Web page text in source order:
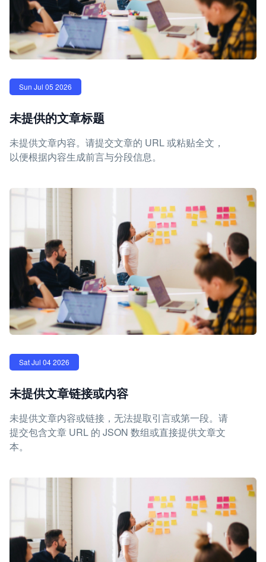
Sun Jul 05 2026
未提供的文章标题
未提供文章内容。请提交文章的 URL 或粘贴全文，
以便根据内容生成前言与分段信息。
Sat Jul 04 2026
未提供文章链接或内容
未提供文章内容或链接，无法提取引言或第一段。请
提交包含文章 URL 的 JSON 数组或直接提供文章文
本。